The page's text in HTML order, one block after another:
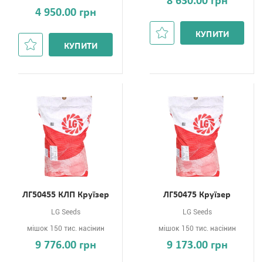
4 950.00 грн
КУПИТИ
КУПИТИ
ЛГ50455 КЛП Круїзер
LG Seeds
мішок 150 тис. насінин
9 776.00 грн
ЛГ50475 Круїзер
LG Seeds
мішок 150 тис. насінин
9 173.00 грн